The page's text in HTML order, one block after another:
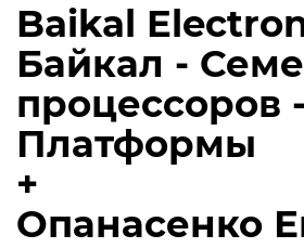
Baikal
Байкал -
процессоров
Платформы
+
Опанасенко